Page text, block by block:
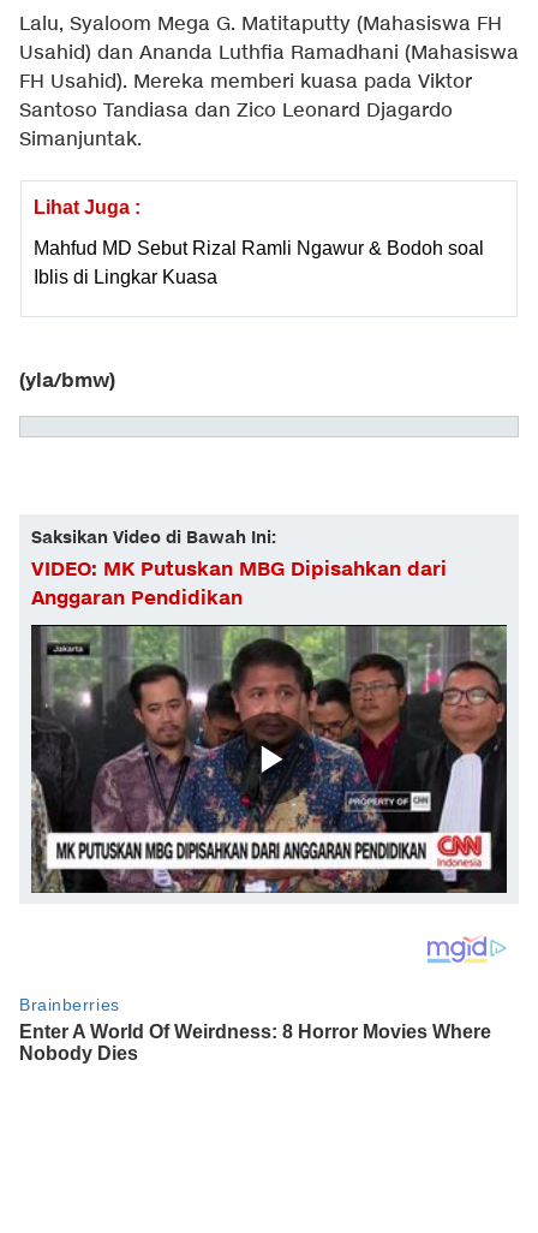
Lalu, Syaloom Mega G. Matitaputty (Mahasiswa FH
Usahid) dan Ananda Luthfia Ramadhani (Mahasiswa
FH Usahid). Mereka memberi kuasa pada Viktor
Santoso Tandiasa dan Zico Leonard Djagardo
Simanjuntak.
Lihat Juga :
Mahfud MD Sebut Rizal Ramli Ngawur & Bodoh soal
Iblis di Lingkar Kuasa
(yla/bmw)
Saksikan Video di Bawah Ini:
VIDEO: MK Putuskan MBG Dipisahkan dari
Anggaran Pendidikan